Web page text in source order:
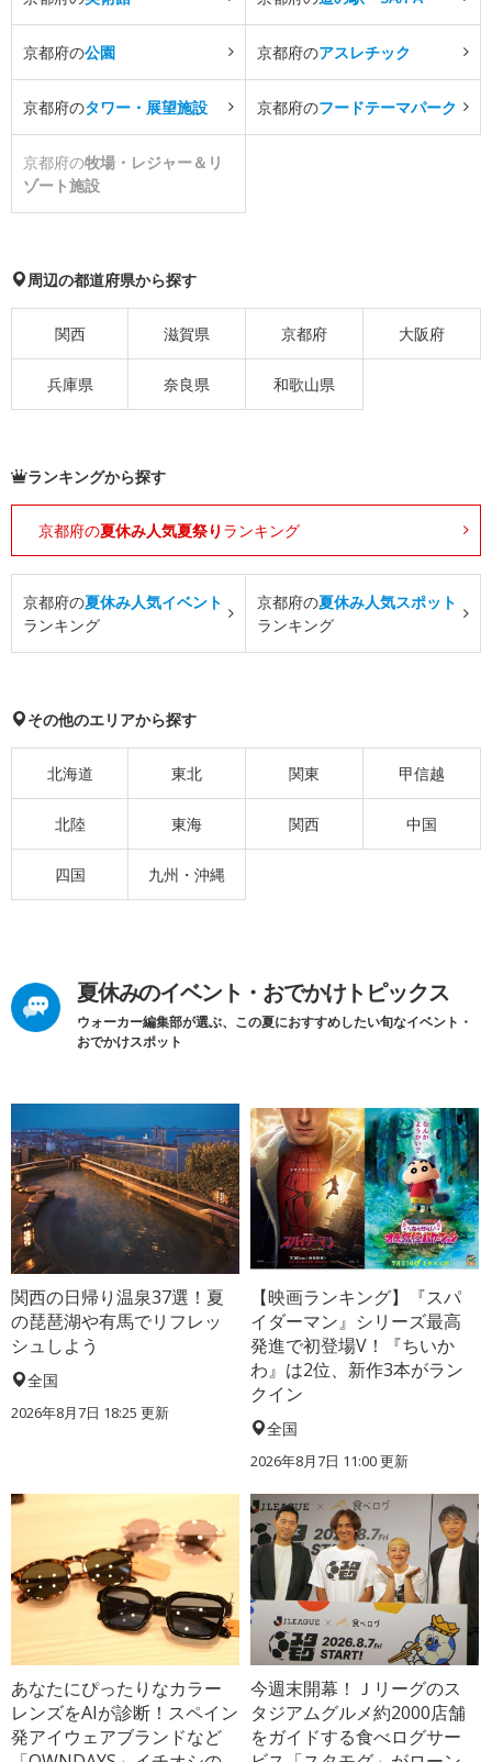
京都府の公園 京都府のアスレチック
京都府のタワー・展望施設 京都府のフードテーマパーク
京都府の牧場・レジャー＆リ
ゾート施設
周辺の都道府県から探す
関西 滋賀県 京都府 大阪府
兵庫県 奈良県 和歌山県
ランキングから探す
京都府の夏休み人気夏祭り ランキング
京都府の夏休み人気イベント
ランキング
京都府の夏休み人気スポット
ランキング
その他のエリアから探す
北海道 東北 関東 甲信越
北陸 東海 関西 中国
四国 九州・沖縄
夏休みのイベント・おでかけトピックス
ウォーカー編集部が選ぶ、この夏におすすめしたい旬なイベント・
おでかけスポット
関西の日帰り温泉37選！夏
の琵琶湖や有馬でリフレッ
シュしよう
全国
2026年8月7日 18:25 更新
【映画ランキング】『スパ
イダーマン』シリーズ最高
発進で初登場V！『ちいか
わ』は2位、新作3本がラン
クイン
全国
2026年8月7日 11:00更新
あなたにぴったりなカラー
レンズをAIが診断！スペイン
発アイウェアブランドなど
今週末開幕！Ｊリーグのス
タジアムグルメ約2000店舗
をガイドする食べログサー